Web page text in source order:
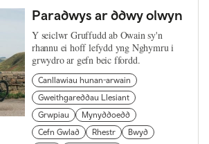
Paradwys ar ddwy olwyn
Y seiclwr Gruffudd ab Owain sy'n
rhannu ei hoff lefydd yng Nghymru i
grwydro ar gefn beic ffordd.
Canllawiau hunan-arwain
Gweithgareddau Llesiant
Grwpiau
Mynyddoedd
Cefn Gwlad
Rhestr
Bwyd